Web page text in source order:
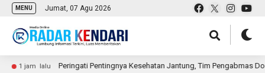
MENU Jumat, 07 Agu 2026
lalu Peringati Pentingnya Kesehatan Jantung, Tim Pengabmas Dosen